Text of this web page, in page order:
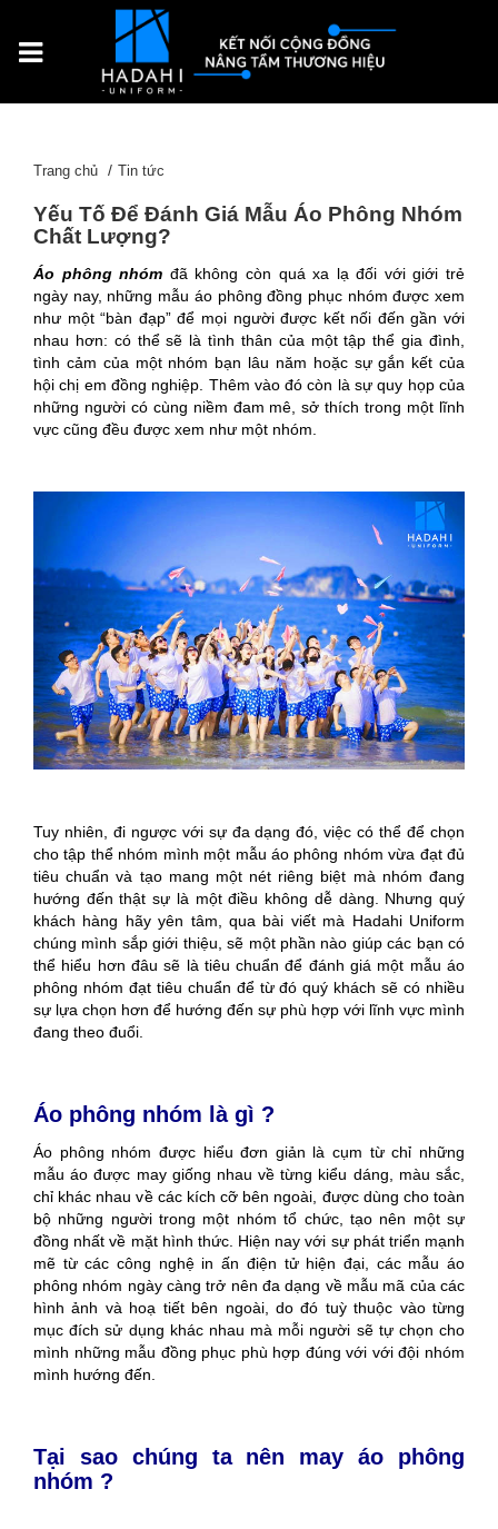
Trang chủ Tin tức
Yếu Tố Để Đánh Giá Mẫu Áo Phông Nhóm
Chất Lượng?
Áo phông nhóm đã không còn quá xa lạ đối với giới trẻ
ngày nay, những mẫu áo phông đồng phục nhóm được xem
như một “bàn đạp” để mọi người được kết nối đến gần với
nhau hơn: có thể sẽ là tình thân của một tập thể gia đình,
tình cảm của một nhóm bạn lâu năm hoặc sự gắn kết của
hội chị em đồng nghiệp. Thêm vào đó còn là sự quy họp của
những người có cùng niềm đam mê, sở thích trong một lĩnh
vực cũng đều được xem như một nhóm.
Tuy nhiên, đi ngược với sự đa dạng đó, việc có thể để chọn
cho tập thể nhóm mình một mẫu áo phông nhóm vừa đạt đủ
tiêu chuẩn và tạo mang một nét riêng biệt mà nhóm đang
hướng đến thật sự là một điều không dễ dàng. Nhưng quý
khách hàng hãy yên tâm, qua bài viết mà Hadahi Uniform
chúng mình sắp giới thiệu, sẽ một phần nào giúp các bạn có
thể hiểu hơn đâu sẽ là tiêu chuẩn để đánh giá một mẫu áo
phông nhóm đạt tiêu chuẩn để từ đó quý khách sẽ có nhiều
sự lựa chọn hơn để hướng đến sự phù hợp với lĩnh vực mình
đang theo đuổi.
Áo phông nhóm là gì ?
Áo phông nhóm được hiểu đơn giản là cụm từ chỉ những
mẫu áo được may giống nhau về từng kiểu dáng, màu sắc,
chỉ khác nhau về các kích cỡ bên ngoài, được dùng cho toàn
bộ những người trong một nhóm tổ chức, tạo nên một sự
đồng nhất về mặt hình thức. Hiện nay với sự phát triển mạnh
mẽ từ các công nghệ in ấn điện tử hiện đại, các mẫu áo
phông nhóm ngày càng trở nên đa dạng về mẫu mã của các
hình ảnh và hoạ tiết bên ngoài, do đó tuỳ thuộc vào từng
mục đích sử dụng khác nhau mà mỗi người sẽ tự chọn cho
mình những mẫu đồng phục phù hợp đúng với với đội nhóm
mình hướng đến.
Tại sao chúng ta nên may áo phông
nhóm ?